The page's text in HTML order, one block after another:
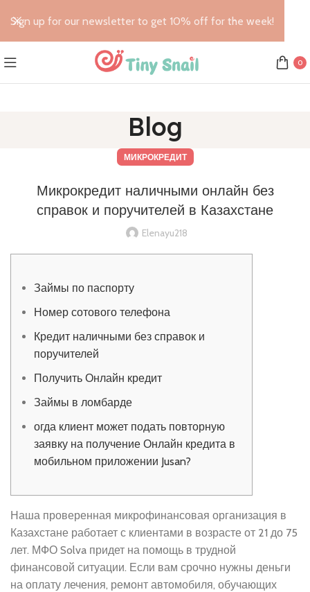
0
Blog
МИКРОКРЕДИТ
Микрокредит наличными онлайн без
справок и поручителей в Казахстане
Elenayu218
Займы по паспорту
Номер сотового телефона
Кредит наличными без справок и
поручителей
Получить Онлайн кредит
Займы в ломбарде
огда клиент может подать повторную
заявку на получение Онлайн кредита в
мобильном приложении Jusan?
Наша проверенная микрофинансовая организация в
Казахстане работает с клиентами в возрасте от 21 до 75
лет. МФО Solva придет на помощь в трудной
финансовой ситуации. Если вам срочно нужны деньги
на оплату лечения, ремонт автомобиля, обучающих
Sign up for our newsletter to get 10% off for the week!